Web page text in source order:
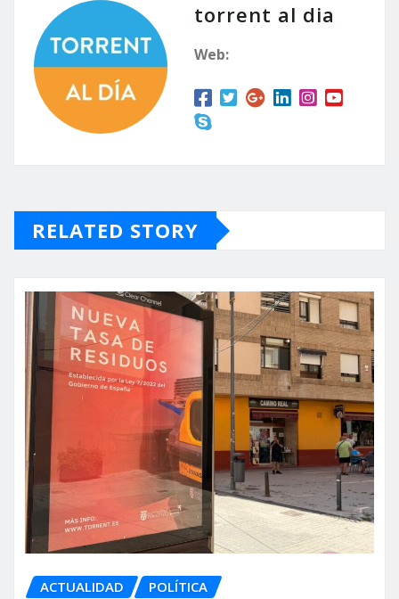
torrent al dia
Web:
RELATED STORY
ACTUALIDAD POLÍTICA